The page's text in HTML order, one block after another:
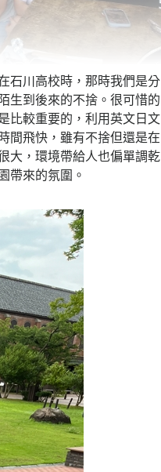
石川高校時，那時我們是分
生到後來的不捨。很可惜的
比較重要的，利用英文日文
間飛快，雖有不捨但還是在
大，環境帶給人也偏單調乾
帶來的氛圍。